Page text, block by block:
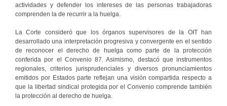
actividades y defender los intereses de las personas trabajadoras
comprenden la de recurrir a la huelga.
La Corte consideró que los órganos supervisores de la OIT han
desarrollado una interpretación progresiva y convergente en el sentido
de reconocer el derecho de huelga como parte de la protección
conferida por el Convenio 87. Asimismo, destacó que instrumentos
regionales, criterios jurisprudenciales y diversos pronunciamientos
emitidos por Estados parte reflejan una visión compartida respecto a
que la libertad sindical protegida por el Convenio comprende también
la protección al derecho de huelga.